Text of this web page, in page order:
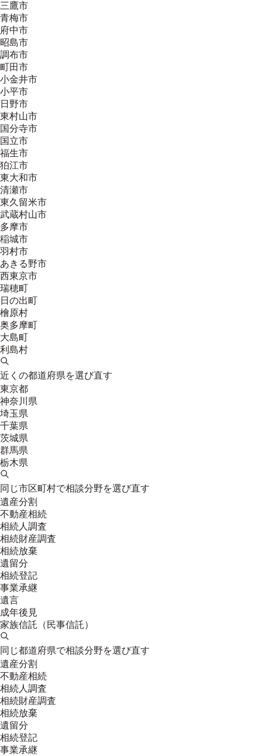
三鷹市
青梅市
府中市
昭島市
調布市
町田市
小金井市
小平市
日野市
東村山市
国分寺市
国立市
福生市
狛江市
東大和市
清瀬市
東久留米市
武蔵村山市
多摩市
稲城市
羽村市
あきる野市
西東京市
瑞穂町
日の出町
檜原村
奥多摩町
大島町
利島村
近くの都道府県を選び直す
東京都
神奈川県
埼玉県
千葉県
茨城県
群馬県
栃木県
同じ市区町村で相談分野を選び直す
遺産分割
不動産相続
相続人調査
相続財産調査
相続放棄
遺留分
相続登記
事業承継
遺言
成年後見
家族信託（民事信託）
同じ都道府県で相談分野を選び直す
遺産分割
不動産相続
相続人調査
相続財産調査
相続放棄
遺留分
相続登記
事業承継